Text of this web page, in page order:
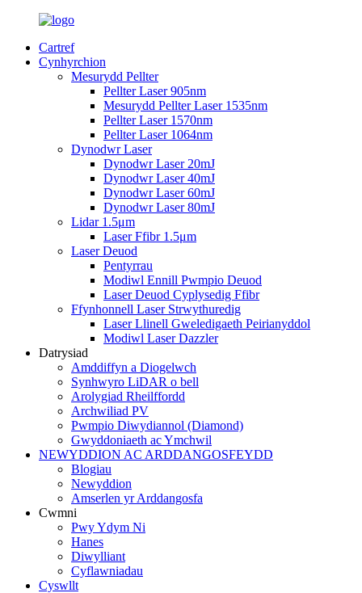
Cartref
Cynhyrchion
Mesurydd Pellter
Pellter Laser 905nm
Mesurydd Pellter Laser 1535nm
Pellter Laser 1570nm
Pellter Laser 1064nm
Dynodwr Laser
Dynodwr Laser 20mJ
Dynodwr Laser 40mJ
Dynodwr Laser 60mJ
Dynodwr Laser 80mJ
Lidar 1.5μm
Laser Ffibr 1.5μm
Laser Deuod
Pentyrrau
Modiwl Ennill Pwmpio Deuod
Laser Deuod Cyplysedig Ffibr
Ffynhonnell Laser Strwythuredig
Laser Llinell Gweledigaeth Peirianyddol
Modiwl Laser Dazzler
Datrysiad
Amddiffyn a Diogelwch
Synhwyro LiDAR o bell
Arolygiad Rheilffordd
Archwiliad PV
Pwmpio Diwydiannol (Diamond)
Gwyddoniaeth ac Ymchwil
NEWYDDION AC ARDDANGOSFEYDD
Blogiau
Newyddion
Amserlen yr Arddangosfa
Cwmni
Pwy Ydym Ni
Hanes
Diwylliant
Cyflawniadau
Cyswllt